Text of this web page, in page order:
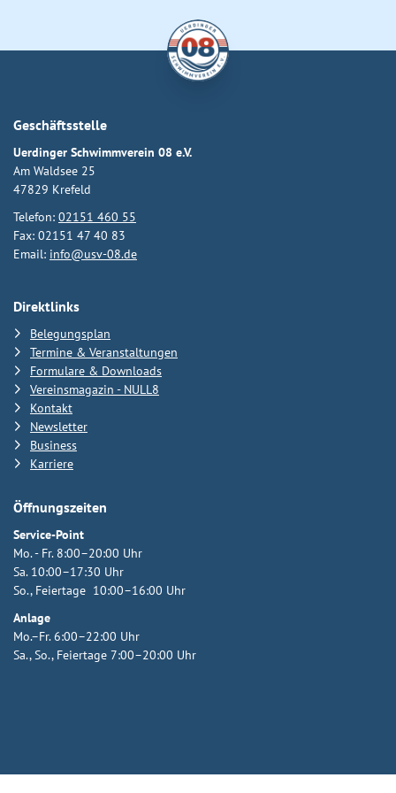
Geschäftsstelle
Uerdinger Schwimmverein 08 e.V.
Am Waldsee 25
47829 Krefeld
Telefon: 02151 460 55
Fax: 02151 47 40 83
Email: info@usv-08.de
Direktlinks
Belegungsplan
Termine & Veranstaltungen
Formulare & Downloads
Vereinsmagazin - NULL8
Kontakt
Newsletter
Business
Karriere
Öffnungszeiten
Service-Point
Mo. - Fr. 8:00–20:00 Uhr
Sa. 10:00–17:30 Uhr
So., Feiertage 10:00–16:00 Uhr
Anlage
Mo.–Fr. 6:00–22:00 Uhr
Sa., So., Feiertage 7:00–20:00 Uhr